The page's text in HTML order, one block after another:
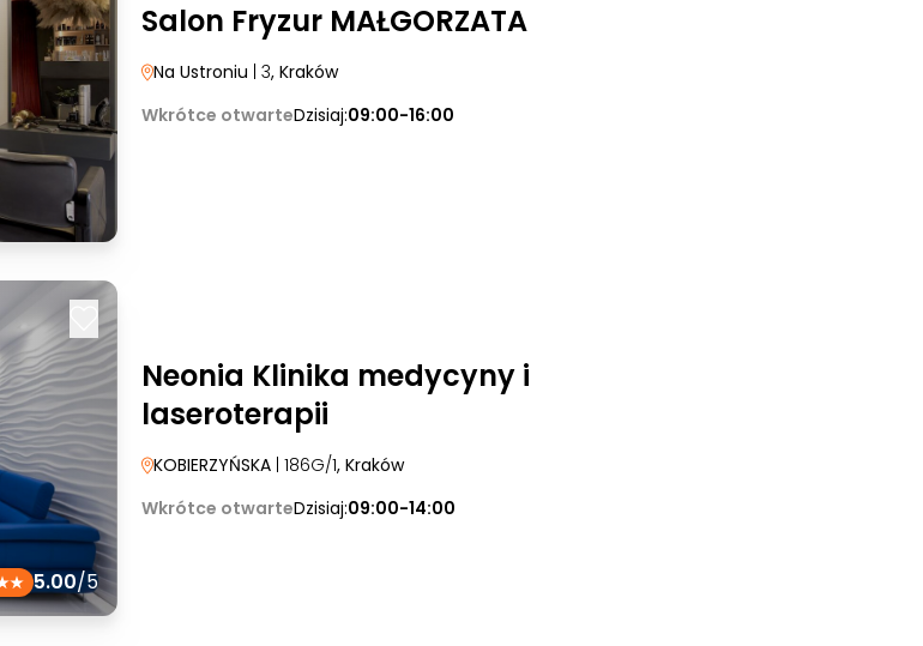
Salon Fryzur MAŁGORZATA
Na Ustroniu | 3, Kraków
Wkrótce otwarteDzisiaj:09:00-16:00
5.00/5
Neonia Klinika medycyny i
laseroterapii
KOBIERZYŃSKA | 186G/1, Kraków
Wkrótce otwarteDzisiaj:09:00-14:00